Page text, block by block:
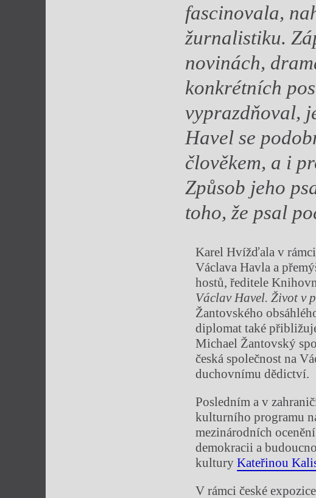
fascinovala,
žurnalistiku.
novinách,
konkrétních
vyprazdňoval,
Havel se
člověkem, a i
Způsob jeho
toho, že psal
Karel Hvížďala v
Václava Havla a
hostů, ředitele
Václav Havel. Život v
Žantovského
diplomat také
Michael Žantovský
česká společnost na
duchovnímu dědictví.
Posledním a v
kulturního programu
mezinárodních
demokracii a
kulturyKateřinou
V rámci české